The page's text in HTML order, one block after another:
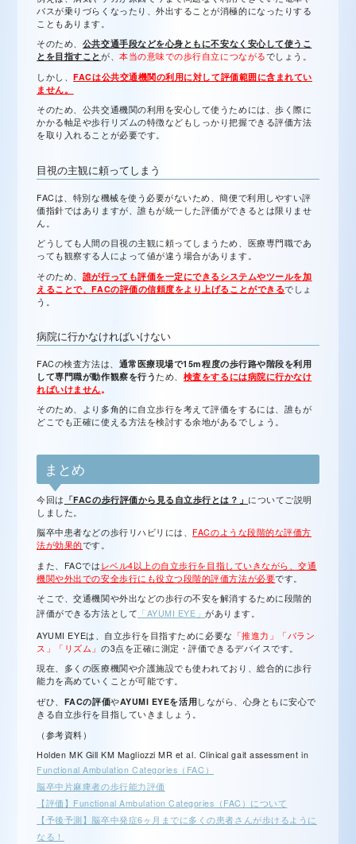
バスが乗りづらくなったり、外出することが消極的になったりする
こともあります。
そのため、 公共交通手段などを心身ともに不安なく安心して使うこ
とを目指すこと が、本当の意味での歩行自立につながるでしょう。
しかし、FACは公共交通機関の利用に対して評価範囲に含まれてい
ません。
そのため、公共交通機関の利用を安心して使うためには、歩く際に
かかる軸足や歩行リズムの特徴などもしっかり把握できる評価方法
を取り入れることが必要です。
目視の主観に頼ってしまう
FACは、特別な機械を使う必要がないため、簡便で利用しやすい評
価指針ではありますが、誰もが統一した評価ができるとは限りませ
ん。
どうしても人間の目視の主観に頼ってしまうため、医療専門職であ
っても観察する人によって値が違う場合があります。
そのため、 誰が行っても評価を一定にできるシステムやツールを加
えることで、FACの評価の信頼度をより上げることができるでしょ
う。
病院に行かなければいけない
FACの検査方法は、 通常医療現場で15m程度の歩行路や階段を利用
して専門職が動作観察を行うため、 検査をするには病院に行かなけ
ればいけません。
そのため、より多角的に自立歩行を考えて評価をするには、誰もが
どこでも正確に使える方法を検討する余地があるでしょう。
まとめ
今回は 「FACの歩行評価から見る自立歩行とは？」 についてご説明
しました。
脳卒中患者などの歩行リハビリには、 FACのような段階的な評価方
法が効果的です。
また、FACでは レベル4以上の自立歩行を目指していきながら、交通
機関や外出での安全歩行にも役立つ段階的評価方法が必要です。
そこで、交通機関や外出などの歩行の不安を解消するために段階的
評価ができる方法として 「AYUMI EYE」があります。
AYUMI EYEは、自立歩行を目指すために必要な 「推進力」「バラン
ス」「リズム」 の3点を正確に測定・評価できるデバイスです。
現在、多くの医療機関や介護施設でも使われており、総合的に歩行
能力を高めていくことが可能です。
ぜひ、 FACの評価やAYUMI EYEを活用しながら、心身ともに安心で
きる自立歩行を目指していきましょう。
（参考資料）
Holden MK Gill KM Magliozzi MR et al. Clinical gait assessment in
Functional Ambulation Categories（FAC）
脳卒中片麻痺者の歩行能力評価
【評価】Functional Ambulation Categories（FAC）について
【予後予測】脳卒中発症6ヶ月までに多くの患者さんが歩けるように
なる！